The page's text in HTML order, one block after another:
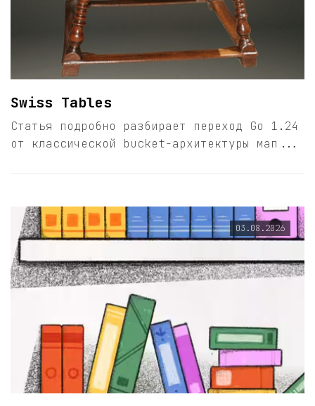
Swiss Tables
Статья подробно разбирает переход Go 1.24
от классической bucket-архитектуры мап...
03.08.2026